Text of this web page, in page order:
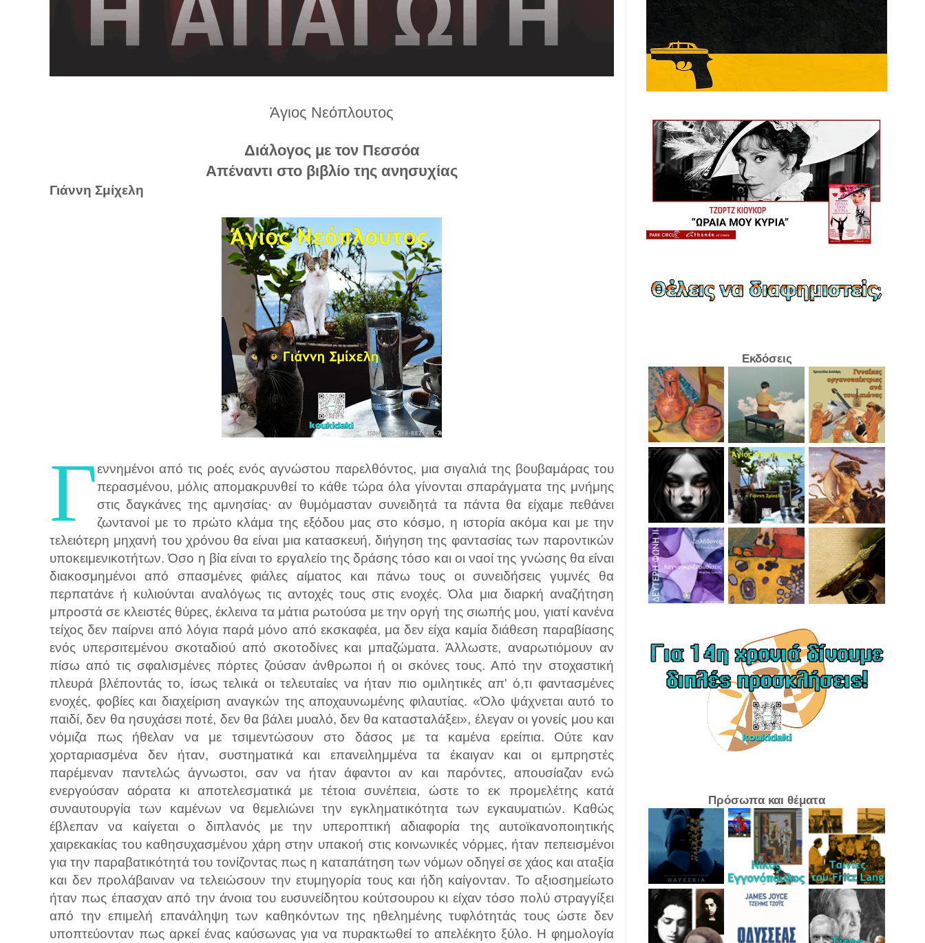
Άγιος Νεόπλουτος
Διάλογος με τον Πεσσόα
Απέναντι στο βιβλίο της ανησυχίας
Γιάννη Σμίχελη
Γεννημένοι από τις ροές ενός αγνώστου παρελθόντος, μια σιγαλιά της βουβαμάρας του
περασμένου, μόλις απομακρυνθεί το κάθε τώρα όλα γίνονται σπαράγματα της μνήμης
στις δαγκάνες της αμνησίας· αν θυμόμασταν συνειδητά τα πάντα θα είχαμε πεθάνει
ζωντανοί με το πρώτο κλάμα της εξόδου μας στο κόσμο, η ιστορία ακόμα και με την
τελειότερη μηχανή του χρόνου θα είναι μια κατασκευή, διήγηση της φαντασίας των παροντικών
υποκειμενικοτήτων. Όσο η βία είναι το εργαλείο της δράσης τόσο και οι ναοί της γνώσης θα είναι
διακοσμημένοι από σπασμένες φιάλες αίματος και πάνω τους οι συνειδήσεις γυμνές θα
περπατάνε ή κυλιούνται αναλόγως τις αντοχές τους στις ενοχές. Όλα μια διαρκή αναζήτηση
μπροστά σε κλειστές θύρες, έκλεινα τα μάτια ρωτούσα με την οργή της σιωπής μου, γιατί κανένα
τείχος δεν παίρνει από λόγια παρά μόνο από εκσκαφέα, μα δεν είχα καμία διάθεση παραβίασης
ενός υπερσιτεμένου σκοταδιού από σκοτοδίνες και μπαζώματα. Άλλωστε, αναρωτιόμουν αν
πίσω από τις σφαλισμένες πόρτες ζούσαν άνθρωποι ή οι σκόνες τους. Από την στοχαστική
πλευρά βλέποντάς το, ίσως τελικά οι τελευταίες να ήταν πιο ομιλητικές απ' ό,τι φαντασμένες
ενοχές, φοβίες και διαχείριση αναγκών της αποχαυνωμένης φιλαυτίας. «Όλο ψάχνεται αυτό το
παιδί, δεν θα ησυχάσει ποτέ, δεν θα βάλει μυαλό, δεν θα κατασταλάξει», έλεγαν οι γονείς μου και
νόμιζα πως ήθελαν να με τσιμεντώσουν στο δάσος με τα καμένα ερείπια. Ούτε καν
χορταριασμένα δεν ήταν, συστηματικά και επανειλημμένα τα έκαιγαν και οι εμπρηστές
παρέμεναν παντελώς άγνωστοι, σαν να ήταν άφαντοι αν και παρόντες, απουσίαζαν ενώ
ενεργούσαν αόρατα κι αποτελεσματικά με τέτοια συνέπεια, ώστε το εκ προμελέτης κατά
συναυτουργία των καμένων να θεμελιώνει την εγκληματικότητα των εγκαυματιών. Καθώς
έβλεπαν να καίγεται ο διπλανός με την υπεροπτική αδιαφορία της αυτοϊκανοποιητικής
χαιρεκακίας του καθησυχασμένου χάρη στην υπακοή στις κοινωνικές νόρμες, ήταν πεπεισμένοι
για την παραβατικότητά του τονίζοντας πως η καταπάτηση των νόμων οδηγεί σε χάος και αταξία
και δεν προλάβαιναν να τελειώσουν την ετυμηγορία τους και ήδη καίγονταν. Το αξιοσημείωτο
ήταν πως έπασχαν από την άνοια του ευσυνείδητου κούτσουρου κι είχαν τόσο πολύ στραγγίξει
από την επιμελή επανάληψη των καθηκόντων της ηθελημένης τυφλότητάς τους ώστε δεν
υποπτεύονταν πως αρκεί ένας καύσωνας για να πυρακτωθεί το απελέκητο ξύλο. Η φημολογία
Εκδόσεις
Πρόσωπα και θέματα